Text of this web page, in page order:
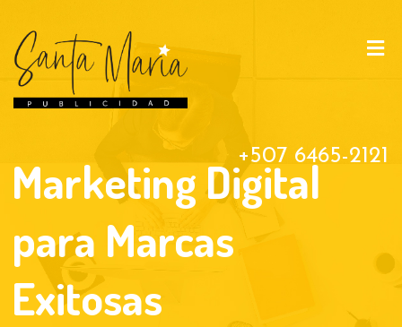
+507 6465-2121
Marketing Digital
para Marcas
Exitosas